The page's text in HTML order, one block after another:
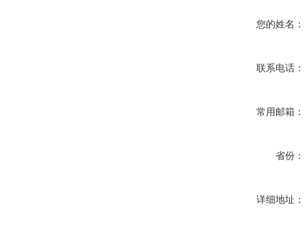
您的姓名：
联系电话：
常用邮箱：
省份：
详细地址：